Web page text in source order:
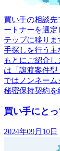
買い手の相談
ートナーを選
テップに移り
手探しを行う
もとにご紹介
は「譲渡案件
ではノンネーム
秘密保持契約を
買い手にと
2024年09月10日